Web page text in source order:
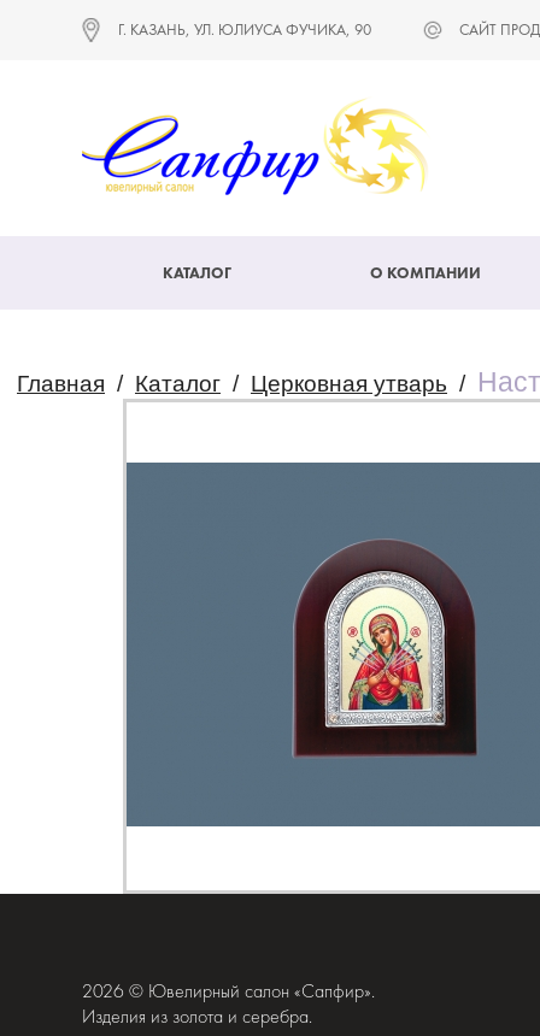
Г. КАЗАНЬ, УЛ. ЮЛИУСА ФУЧИКА, 90 САЙТ
КАТАЛОГ О КОМПАНИИ
Главная / Каталог / Церковная утварь /
2026 © Ювелирный салон «Сапфир».
Изделия из золота и серебра.